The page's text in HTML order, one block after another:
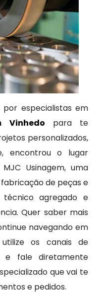
especialistas em
Vinhedo para te
personalizados,
encontrou o lugar
Usinagem, uma
de peças e
agregado e
Quer saber mais
navegando em
os canais de
e fale diretamente
que vai te
e pedidos.